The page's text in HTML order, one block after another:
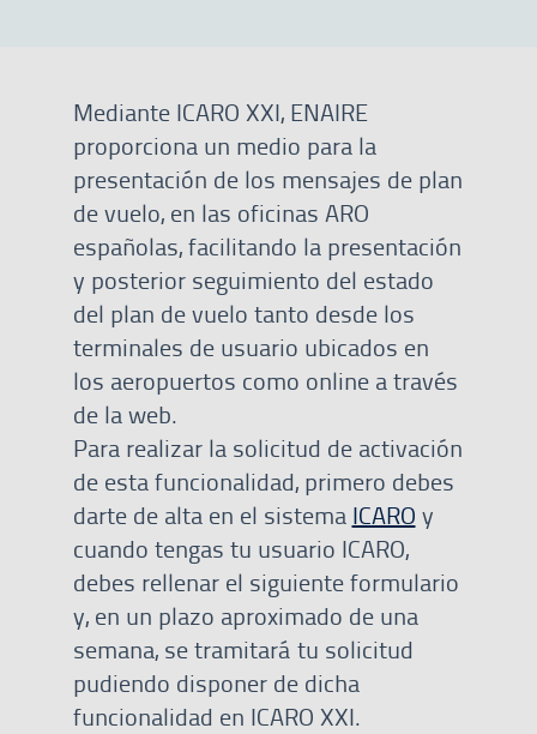
Mediante ICARO XXI, ENAIRE
proporciona un medio para la
presentación de los mensajes de plan
de vuelo, en las oficinas ARO
españolas, facilitando la presentación
y posterior seguimiento del estado
del plan de vuelo tanto desde los
terminales de usuario ubicados en
los aeropuertos como online a través
de la web.
Para realizar la solicitud de activación
de esta funcionalidad, primero debes
darte de alta en el sistema ICARO y
cuando tengas tu usuario ICARO,
debes rellenar el siguiente formulario
y, en un plazo aproximado de una
semana, se tramitará tu solicitud
pudiendo disponer de dicha
funcionalidad en ICARO XXI.